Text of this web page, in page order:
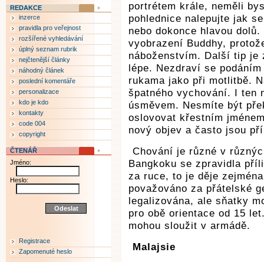
portrétem krále, neměli
pohlednice nalepujte jak
nebo dokonce hlavou
vyobrazení Buddhy,
náboženstvím. Další tip
lépe. Nezdraví se
rukama jako při motlitbě.
špatného vychování. I ten
úsměvem. Nesmíte být
oslovovat křestním
nový objev a často jsou
Chování je různé v
Bangkoku se zpravidla
za ruce, to je děje
považováno za přátelské
legalizována, ale sňatky
pro obě orientace od 15
mohou sloužit v armádě.
Malajsie
REDAKCE
inzerce
pravidla pro veřejnost
rozšířené vyhledávání
úplný seznam rubrik
nejčtenější články
náhodný článek
poslední komentáře
personalizace
kdo je kdo
kontakty
code 004
copyright
ČTENÁŘ
Jméno:
Heslo:
Registrace
Zapomenuté heslo